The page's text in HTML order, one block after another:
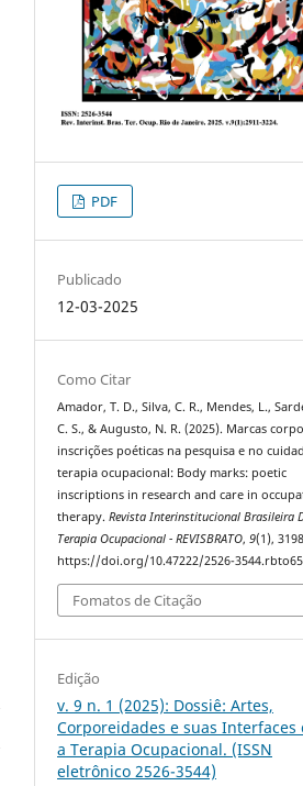
PDF
Publicado
12-03-2025
Como Citar
Amador, T. D., Silva, C. R., Mendes, L.,
C. S., & Augusto, N. R. (2025). Marcas
inscrições poéticas na pesquisa e no
terapia ocupacional: Body marks: poetic
inscriptions in research and care in
therapy.Revista Interinstitucional Brasileira
Terapia Ocupacional - REVISBRATO,9(1),
https://doi.org/10.47222/2526-
Fomatos de Citação
Edição
v. 9 n. 1 (2025): Dossiê: Artes,
Corporeidades e suas Interfaces
a Terapia Ocupacional. (ISSN
eletrônico 2526-3544)